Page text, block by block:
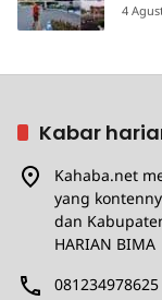
4
Kabar
Kahaba.net
yang
dan
HARIAN BIMA